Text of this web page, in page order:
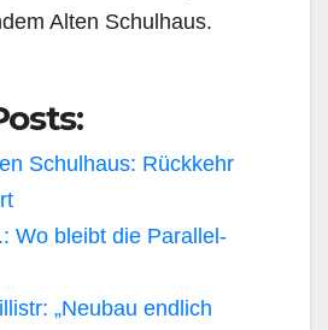
Alten Schulhaus.
Schulhaus: Rückkehr
Wo bleibt die Parallel-
„Neubau endlich